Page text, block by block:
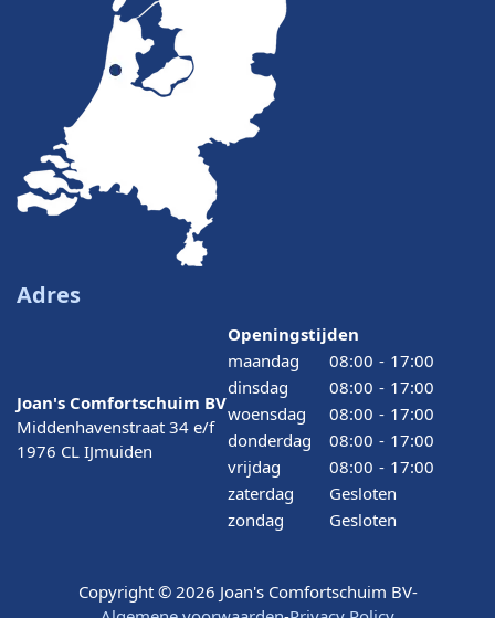
Adres
Joan's Comfortschuim BV
Middenhavenstraat 34 e/f
1976 CL IJmuiden
Openingstijden
maandag
08:00 - 17:00
dinsdag
08:00 - 17:00
woensdag
08:00 - 17:00
donderdag
08:00 - 17:00
vrijdag
08:00 - 17:00
zaterdag
Gesloten
zondag
Gesloten
Copyright © 2026 Joan's Comfortschuim BV-